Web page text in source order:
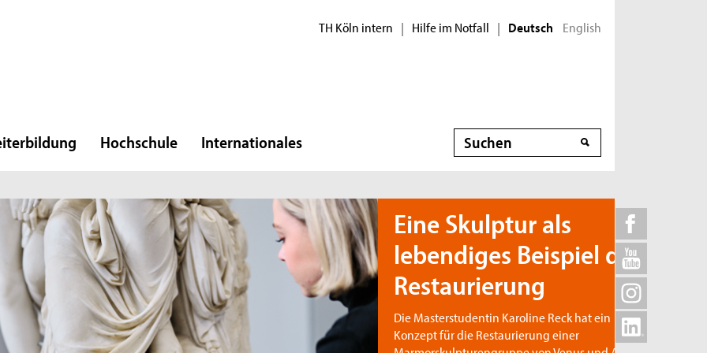
TH Köln intern | Hilfe im Notfall | Deutsch English
Hochschule Internationales Suche
Eine Skulptur als
lebendiges Beispiel der
Restaurierung
Die Masterstudentin Karoline Reck hat ein
Konzept für die Restaurierung einer